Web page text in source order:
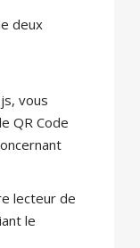
deux
vous
QR Code
lecteur de
le